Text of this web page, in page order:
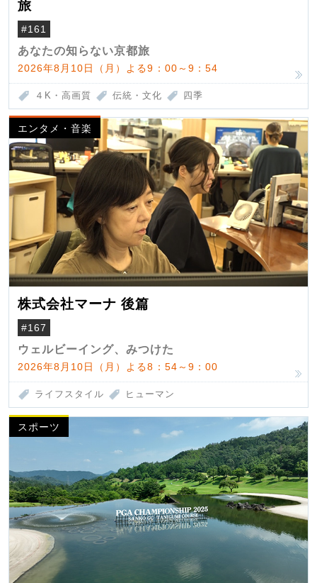
旅
#161
あなたの知らない京都旅
2026年8月10日（月）よる9：00～9：54
４K・高画質 伝統・文化 四季
エンタメ・音楽
株式会社マーナ 後篇
#167
ウェルビーイング、みつけた
2026年8月10日（月）よる8：54～9：00
ライフスタイル ヒューマン
スポーツ